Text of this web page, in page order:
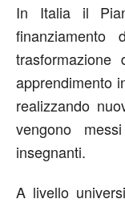
In Italia il
apprendimento
realizzando
vengono
insegnanti.
A livello